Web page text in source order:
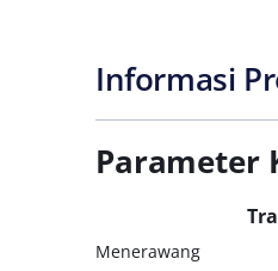
Informasi
Parameter
Menerawang